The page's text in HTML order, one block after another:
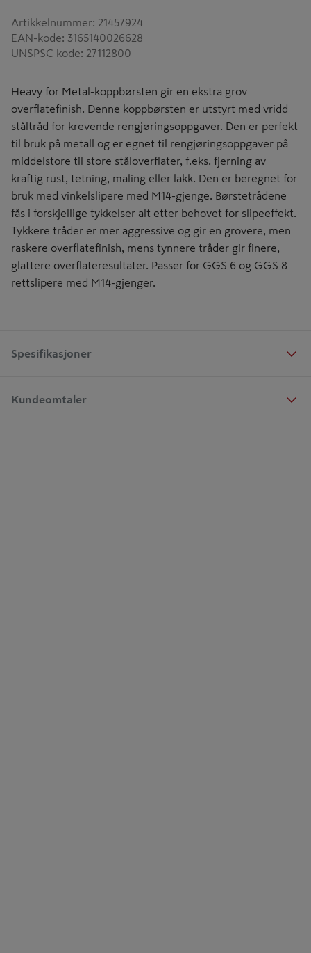
Artikkelnummer: 21457924
EAN-kode: 3165140026628
UNSPSC kode: 27112800
Heavy for Metal-koppbørsten gir en ekstra grov
overflatefinish. Denne koppbørsten er utstyrt med vridd
ståltråd for krevende rengjøringsoppgaver. Den er perfekt
til bruk på metall og er egnet til rengjøringsoppgaver på
middelstore til store ståloverflater, f.eks. fjerning av
kraftig rust, tetning, maling eller lakk. Den er beregnet for
bruk med vinkelslipere med M14-gjenge. Børstetrådene
fås i forskjellige tykkelser alt etter behovet for slipeeffekt.
Tykkere tråder er mer aggressive og gir en grovere, men
raskere overflatefinish, mens tynnere tråder gir finere,
glattere overflateresultater. Passer for GGS 6 og GGS 8
rettslipere med M14-gjenger.
Spesifikasjoner
Kundeomtaler